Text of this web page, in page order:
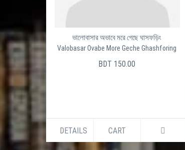
ভালোবাসার অভাবে মরে গেছে ঘাসফড়িং
Valobasar Ovabe More Geche Ghashforing
BDT 150.00
DETAILS CART